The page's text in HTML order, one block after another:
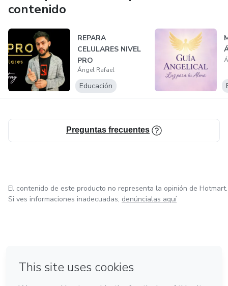
contenido
REPARA
CELULARES NIVEL
PRO
Ángel Rafael
Educación
Preguntas frecuentes
El contenido de este producto no representa la opinión de Hotmart.
Si ves informaciones inadecuadas, denúncialas aquí